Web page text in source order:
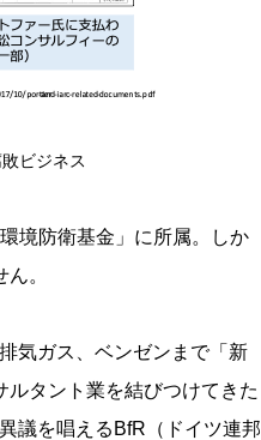
ビジネス
境防衛基金」に所属。しか
。
気ガス、ベンゼンまで「新
タント業を結びつけてきた
議を唱えるBfR（ドイツ連邦